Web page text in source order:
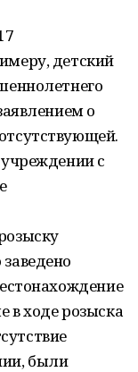
детский
о
с
в ходе розыска
были